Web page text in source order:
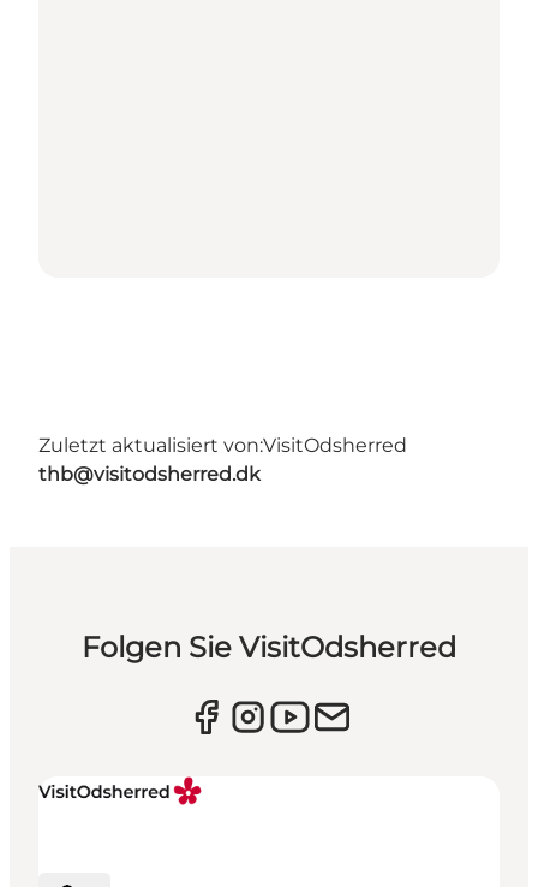
Zuletzt aktualisiert von:VisitOdsherred
thb@visitodsherred.dk
Folgen Sie VisitOdsherred